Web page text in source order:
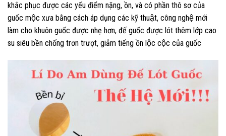
khắc phục được các yếu điểm nặng, ồn, và có phần thô sơ của
guốc mộc xưa bằng cách áp dụng các kỹ thuật, công nghệ mới
làm cho khuôn guốc được nhẹ hơn, đế guốc được lót thêm lớp cao
su siêu bền chống trơn trượt, giảm tiếng ồn lộc cộc của guốc